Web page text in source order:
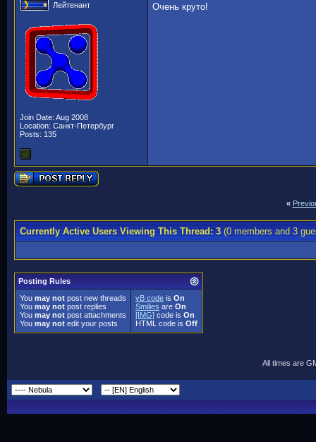
Лейтенант
Join Date: Aug 2008
Location: Санкт-Петербург
Posts: 135
Очень круто!
«
Currently Active Users Viewing This Thread: 3(0 members and 3
Posting Rules
You may not post new threads
You may not post replies
You may not post attachments
You may not edit your posts
vB code is On
Smilies are On
[IMG] code is On
HTML code is Off
All times are